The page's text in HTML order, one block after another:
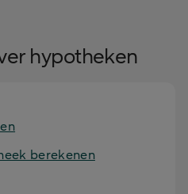
hypotheken
berekenen